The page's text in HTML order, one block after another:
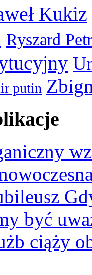
Kukiz
Ryszard
putin
być
ciąży